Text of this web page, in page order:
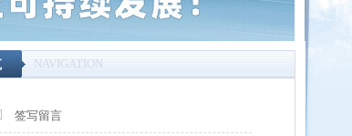
NAVIGATION
签写留言